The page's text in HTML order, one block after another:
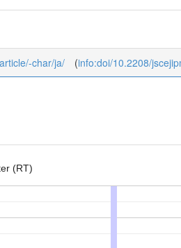
char/ja/ (info:doi/10.2208/
(RT)